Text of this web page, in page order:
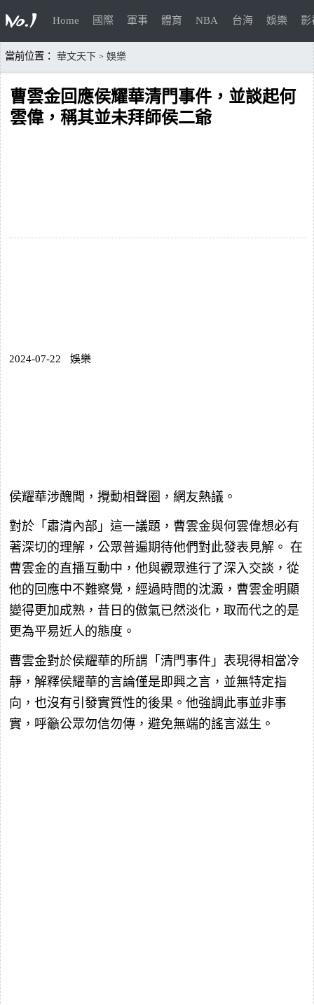
Home 國際 軍事 體育 NBA 台海 娛樂 影
當前位置： 華文天下 > 娛樂
曹雲金回應侯耀華清門事件，並談起何
雲偉，稱其並未拜師侯二爺
2024-07-22 娛樂
侯耀華涉醜聞，攪動相聲圈，網友熱議。
對於「肅清內部」這一議題，曹雲金與何雲偉想必有
著深切的理解，公眾普遍期待他們對此發表見解。 在
曹雲金的直播互動中，他與觀眾進行了深入交談，從
他的回應中不難察覺，經過時間的沈澱，曹雲金明顯
變得更加成熟，昔日的傲氣已然淡化，取而代之的是
更為平易近人的態度。
曹雲金對於侯耀華的所謂「清門事件」表現得相當冷
靜，解釋侯耀華的言論僅是即興之言，並無特定指
向，也沒有引發實質性的後果。他強調此事並非事
實，呼籲公眾勿信勿傳，避免無端的謠言滋生。